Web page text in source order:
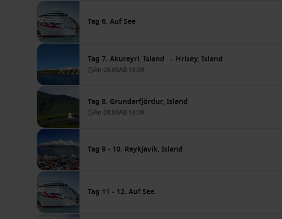
Tag 6. Auf See
Tag 7. Akureyri, Island → Hrísey, Island
An 08:00AB 18:00
Tag 8. Grundarfjördur, Island
An 08:00AB 18:00
Tag 9 - 10. Reykjavik, Island
Tag 11 - 12. Auf See